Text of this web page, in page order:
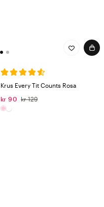
Krus Every Tit Counts Rosa
kr 90 kr 129